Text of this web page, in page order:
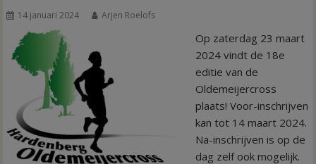
14 januari 2024 Arjen Roelofs
Op zaterdag 23 maart
2024 vindt de 18e
editie van de
Oldemeijercross
plaats! Voor-inschrijven
kan tot 14 maart 2024.
Na-inschrijven is op de
dag zelf ook mogelijk.